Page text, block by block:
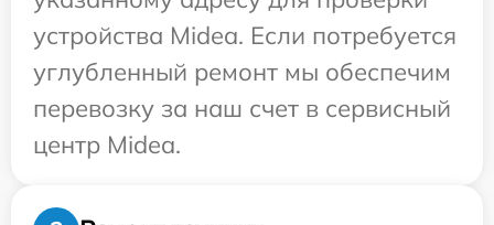
устройства Midea. Если потребуется
углубленный ремонт мы обеспечим
перевозку за наш счет в сервисный
центр Midea.